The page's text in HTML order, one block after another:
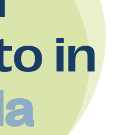
in